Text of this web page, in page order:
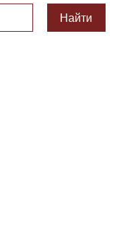
Найти